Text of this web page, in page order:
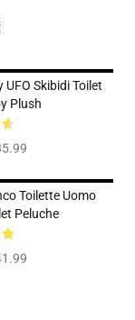
UFO Skibidi Toilet
Plush
Toilette Uomo
Peluche